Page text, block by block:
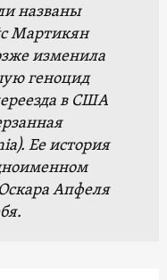
названы
Мартикян
изменила
геноцид
в США
Ее история
Апфеля